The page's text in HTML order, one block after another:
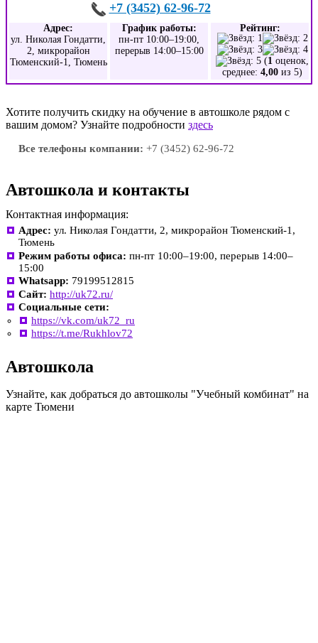
+7 (3452) 62-96-72
Адрес:
ул. Николая Гондатти,
2, микрорайон
Тюменский-1, Тюмень
График работы:
пн-пт 10:00–19:00,
перерыв 14:00–15:00
Рейтинг:
(1 оценок,
среднее: 4,00 из 5)
Хотите получить скидку на обучение в автошколе рядом с
вашим домом? Узнайте подробности здесь
Все телефоны компании: +7 (3452) 62-96-72
Автошкола и контакты
Контактная информация:
Адрес: ул. Николая Гондатти, 2, микрорайон Тюменский-1,
Тюмень
Режим работы офиса: пн-пт 10:00–19:00, перерыв 14:00–
15:00
Whatsapp: 79199512815
Сайт: http://uk72.ru/
Социальные сети:
https://vk.com/uk72_ru
https://t.me/Rukhlov72
Автошкола
Узнайте, как добраться до автошколы "Учебный комбинат" на
карте Тюмени